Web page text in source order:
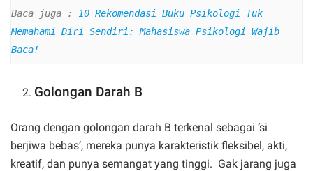
Baca juga : 10 Rekomendasi Buku Psikologi Tuk
Memahami Diri Sendiri: Mahasiswa Psikologi Wajib
Baca!
Golongan Darah B
Orang dengan golongan darah B terkenal sebagai ‘si
berjiwa bebas’, mereka punya karakteristik fleksibel, akti,
kreatif, dan punya semangat yang tinggi. Gak jarang juga